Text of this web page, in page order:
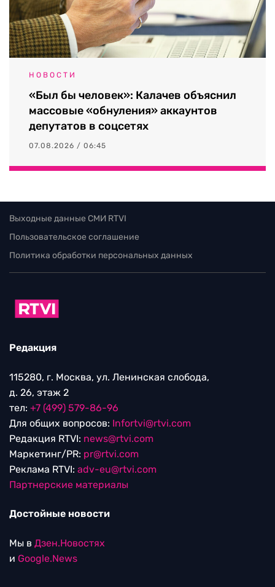
НОВОСТИ
«Был бы человек»: Калачев объяснил
массовые «обнуления» аккаунтов
депутатов в соцсетях
07.08.2026 / 06:45
Выходные данные СМИ RTVI
Пользовательское соглашение
Политика обработки персональных данных
Редакция
115280, г. Москва, ул. Ленинская слобода,
д. 26, этаж 2
тел: +7 (499) 579-86-96
Для общих вопросов: Infortvi@rtvi.com
Редакция RTVI: news@rtvi.com
Маркетинг/PR: pr@rtvi.com
Реклама RTVI: adv-eu@rtvi.com
Партнерские материалы
Достойные новости
Мы в Дзен.Новостях
и Google.News